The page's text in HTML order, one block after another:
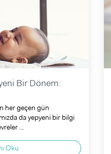
Bir Dönem:
her geçen gün
da yepyeni bir bilgi
...
Oku